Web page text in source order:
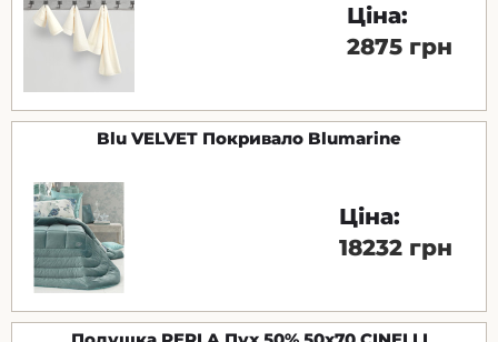
Ціна:
2875 грн
Blu VELVET Покривало Blumarine
Ціна:
18232 грн